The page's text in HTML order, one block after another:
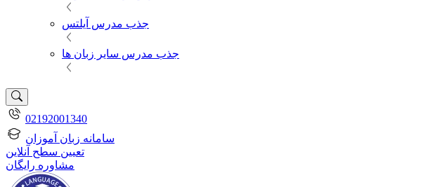
جذب مدرس آیلتس
جذب مدرس سایر زبان ها
02192001340
سامانه زبان آموزان
تعیین سطح آنلاین
مشاوره رایگان